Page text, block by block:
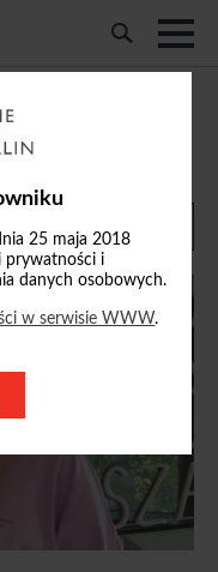
25 maja 2018
prywatności i
danych osobowych.
w serwisie WWW.
o